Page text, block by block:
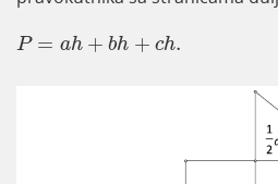
P = ah + bh + ch.
P= h+b h +ch .